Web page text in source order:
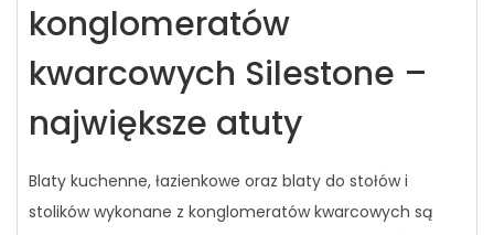
konglomeratów
kwarcowych Silestone –
największe atuty
Blaty kuchenne, łazienkowe oraz blaty do stołów i
stolików wykonane z konglomeratów kwarcowych są